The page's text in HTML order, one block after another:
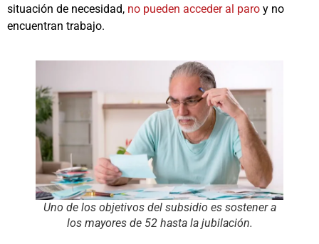
situación de necesidad, no pueden acceder al paro y no
encuentran trabajo.
Uno de los objetivos del subsidio es sostener a
los mayores de 52 hasta la jubilación.